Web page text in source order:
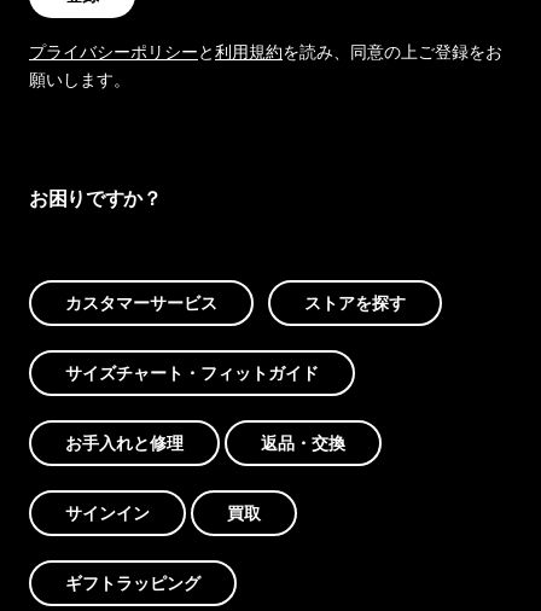
プライバシーポリシーと利用規約を読み、同意の上ご登録をお
願いします。
お困りですか？
カスタマーサービス ストアを探す
サイズチャート・フィットガイド
お手入れと修理 返品・交換
サインイン 買取
ギフトラッピング